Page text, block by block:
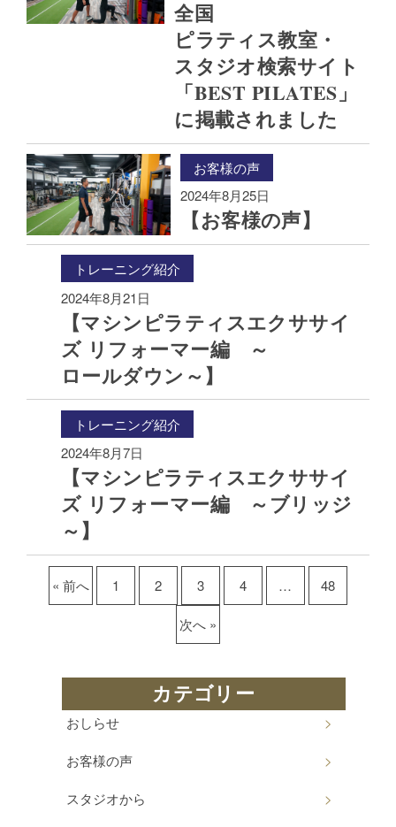
全国​
ピラティス教室・
スタジオ検索サイト​
「BEST PILATES」
に​掲載されました
お客様の声
2024年8月25日
【お客様の​声】
トレーニング紹介
2024年8月21日
【マシンピラティスエクササイ
ズ リフォーマー編 ～
ロールダウン～】
トレーニング紹介
2024年8月7日
【マシンピラティスエクササイ
ズ リフォーマー編 ～ブリッジ
～】
« 前へ 1 2 3 4 … 48
次へ »
カテゴリー
おしらせ
お客様の声
スタジオから